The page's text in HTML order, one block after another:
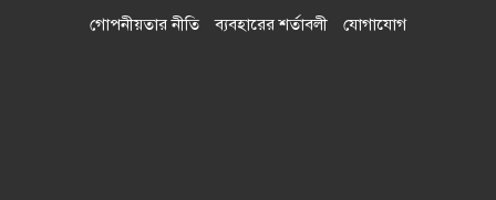
স্বাস্থ্যসেবায় কক্সবাজারের নতুন দিগন্ত
গোপনীয়তার নীতি ব্যবহারের শর্তাবলী যোগাযোগ